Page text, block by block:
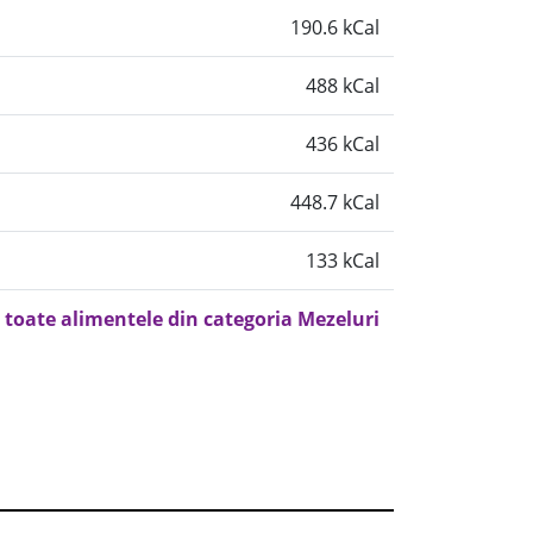
190.6 kCal
488 kCal
436 kCal
448.7 kCal
133 kCal
toate alimentele din categoria Mezeluri